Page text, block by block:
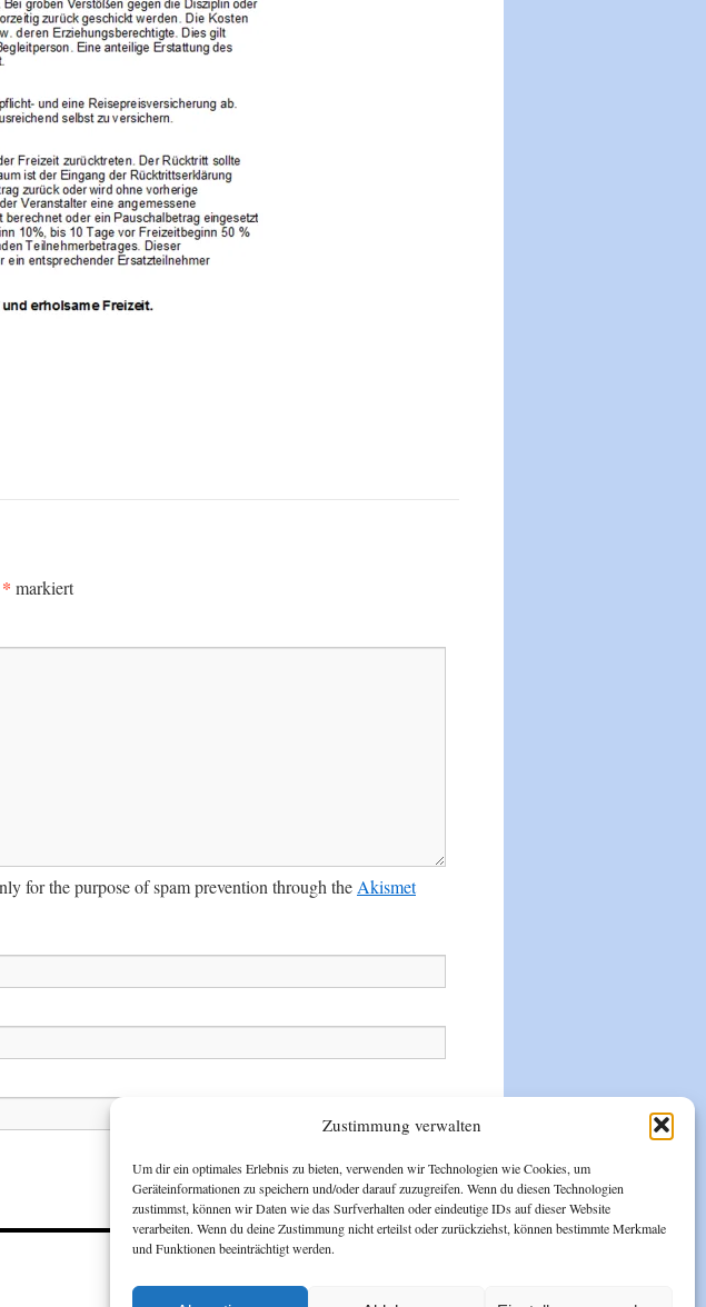
Zustimmung verwalten
Um dir ein optimales Erlebnis zu bieten, verwenden wir Technologien wie Cookies, um
Geräteinformationen zu speichern und/oder darauf zuzugreifen. Wenn du diesen Technologien
zustimmst, können wir Daten wie das Surfverhalten oder eindeutige IDs auf dieser Website
verarbeiten. Wenn du deine Zustimmung nicht erteilst oder zurückziehst, können bestimmte Merkmale
und Funktionen beeinträchtigt werden.
* markiert
for the purpose of spam prevention through the Akismet
Bootscamp Mirow
Vor dem Forsthof